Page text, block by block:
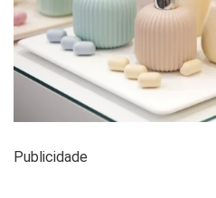
Publicidade